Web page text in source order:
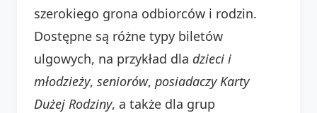
szerokiego grona odbiorców i rodzin.
Dostępne są różne typy biletów
ulgowych, na przykład dla dzieci i
młodzieży, seniorów, posiadaczy Karty
Dużej Rodziny, a także dla grup